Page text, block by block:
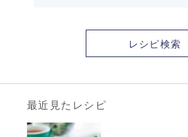
レシピ検索
最近見たレシピ